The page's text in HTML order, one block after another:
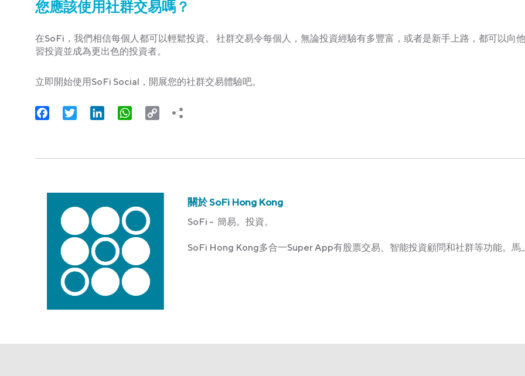
您應該使用社群交易嗎？
在SoFi，我們相信每個人都可以輕鬆投資。 社群交易令每個人，無論投資經驗有多豐富，或者是新手上路，都可以向
習投資並成為更出色的投資者。
立即開始使用SoFi Social，開展您的社群交易體驗吧。
FacebookTwitter LinkedInWhatsApp
Copy
關於 SoFi Hong Kong
SoFi – 簡易。投資。
SoFi Hong Kong多合一Super App有股票交易、智能投資顧問和社群等功能。